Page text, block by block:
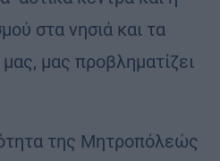
στα νησιά και τα
μας προβληματίζει
της Μητροπόλεώς